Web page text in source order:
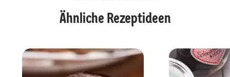
Ähnliche Rezeptideen